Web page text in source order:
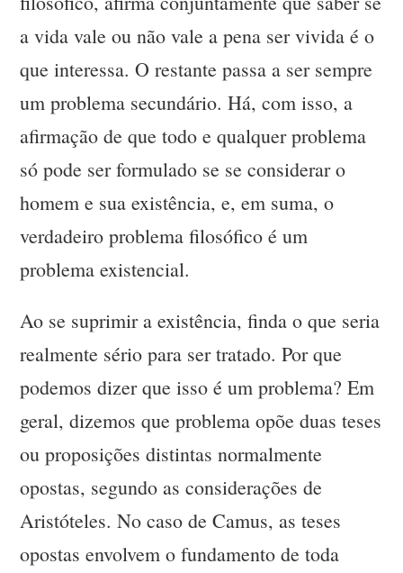
a vida vale ou não vale a pena ser vivida é o
que interessa. O restante passa a ser sempre
um problema secundário. Há, com isso, a
afirmação de que todo e qualquer problema
só pode ser formulado se se considerar o
homem e sua existência, e, em suma, o
verdadeiro problema filosófico é um
problema existencial.
Ao se suprimir a existência, finda o que seria
realmente sério para ser tratado. Por que
podemos dizer que isso é um problema? Em
geral, dizemos que problema opõe duas teses
ou proposições distintas normalmente
opostas, segundo as considerações de
Aristóteles. No caso de Camus, as teses
opostas envolvem o fundamento de toda